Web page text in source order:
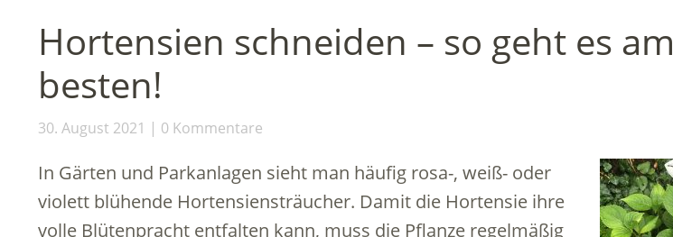
Hortensien schneiden – so geht es am
besten!
30. August 2021 0 Kommentare
In Gärten und Parkanlagen sieht man häufig rosa-, weiß- oder
violett blühende Hortensiensträucher. Damit die Hortensie ihre
volle Blütenpracht entfalten kann, muss die Pflanze regelmäßig